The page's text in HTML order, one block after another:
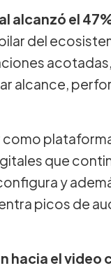
alcanzó el
del
alcance,
como
que
y
picos de
hacia el video